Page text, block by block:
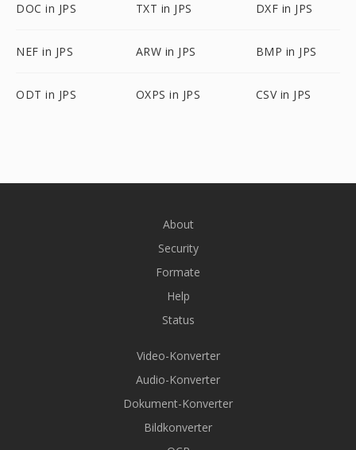
DOC in JPS TXT in JPS DXF in JPS
NEF in JPS ARW in JPS BMP in JPS
ODT in JPS OXPS in JPS CSV in JPS
About
Security
Formate
Help
Status
Video-Konverter
Audio-Konverter
Dokument-Konverter
Bildkonverter